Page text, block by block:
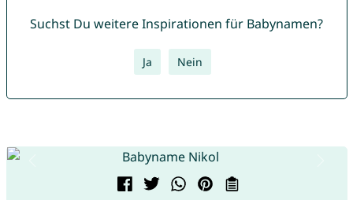
Suchst Du weitere Inspirationen für Babynamen?
Ja Nein